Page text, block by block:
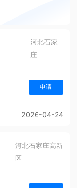
河北石家
庄
申请
2026-04-24
河北石家庄高新
区